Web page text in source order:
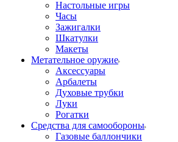
Настольные игры
Часы
Зажигалки
Шкатулки
Макеты
Метательное оружие
Аксессуары
Арбалеты
Духовые трубки
Луки
Рогатки
Средства для самообороны
Газовые баллончики